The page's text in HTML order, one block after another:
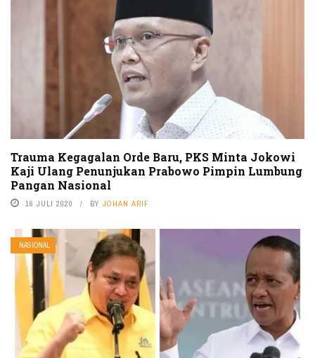
Trauma Kegagalan Orde Baru, PKS Minta Jokowi
Kaji Ulang Penunjukan Prabowo Pimpin Lumbung
Pangan Nasional
16 JULI 2020 BY JOHAN ARIF
NASIONAL